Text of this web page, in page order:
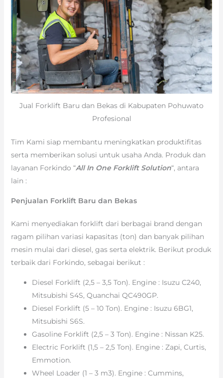
Jual Forklift Baru dan Bekas di Kabupaten Pohuwato
Profesional
Tim Kami siap membantu meningkatkan produktifitas
serta memberikan solusi untuk usaha Anda. Produk dan
layanan Forkindo “All In One Forklift Solution“, antara
lain :
Penjualan Forklift Baru dan Bekas
Kami menyediakan forklift dari berbagai brand dengan
ragam pilihan variasi kapasitas (ton) dan banyak pilihan
mesin mulai dari diesel, gas serta elektrik. Berikut produk
terbaik dari Forkindo, sebagai berikut :
Diesel Forklift (2,5 – 3,5 Ton). Engine : Isuzu C240,
Mitsubishi S4S, Quanchai QC490GP.
Diesel Forklift (5 – 10 Ton). Engine : Isuzu 6BG1,
Mitsubishi S6S.
Gasoline Forklift (2,5 – 3 Ton). Engine : Nissan K25.
Electric Forklift (1,5 – 2,5 Ton). Engine : Zapi, Curtis,
Emmotion.
Wheel Loader (1 – 3 m3). Engine : Cummins,